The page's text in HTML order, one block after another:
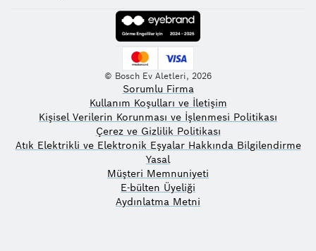
© Bosch Ev Aletleri, 2026
Sorumlu Firma
Kullanım Koşulları ve İletişim
Kişisel Verilerin Korunması ve İşlenmesi Politikası
Çerez ve Gizlilik Politikası
Atık Elektrikli ve Elektronik Eşyalar Hakkında Bilgilendirme
Yasal
Müşteri Memnuniyeti
E-bülten Üyeliği
Aydınlatma Metni